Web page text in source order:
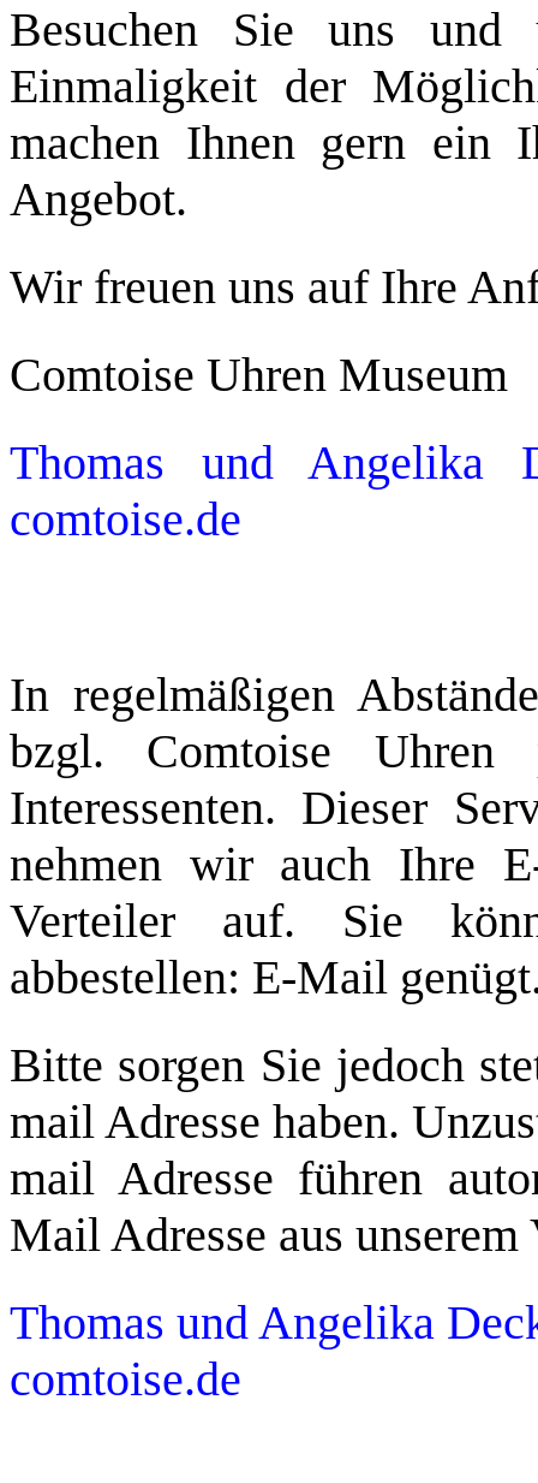
Besuchen Sie uns und
Einmaligkeit der
machen Ihnen gern ein
Angebot.
Wir freuen uns auf Ihre
Comtoise Uhren Museum
Thomas und
comtoise.de
In regelmäßigen
bzgl. Comtoise
Interessenten. Dieser
nehmen wir auch Ihre
Verteiler auf. Sie
abbestellen: E-Mail
Bitte sorgen Sie jedoch
mail Adresse haben.
mail Adresse führen
Mail Adresse aus unserem
Thomas und Angelika
comtoise.de